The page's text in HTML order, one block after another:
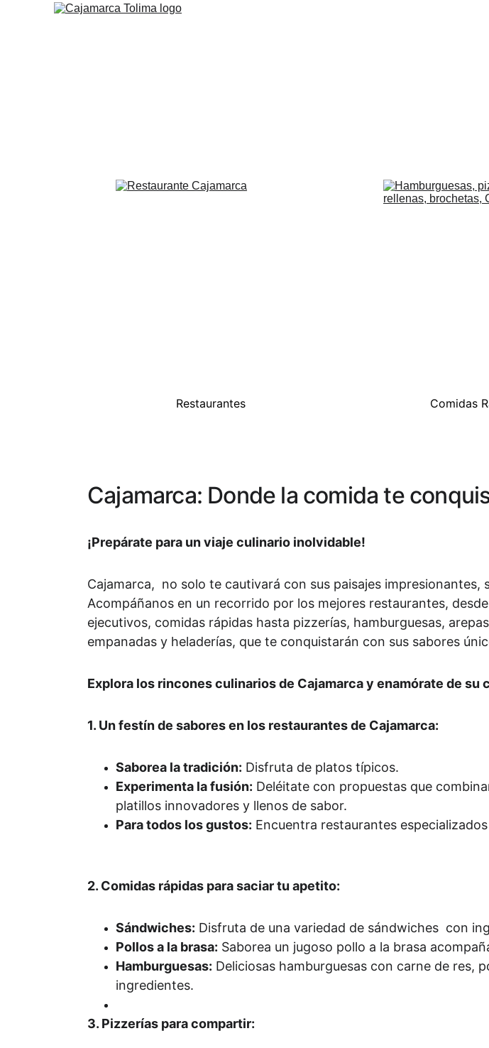
Restaurantes Comidas
Cajamarca: Donde la comida te
¡Prepárate para un viaje culinario inolvidable!
Cajamarca,  no solo te cautivará con sus paisajes impresionantes,
Acompáñanos en un recorrido por los mejores restaurantes,
ejecutivos, comidas rápidas hasta pizzerías, hamburguesas,
empanadas y heladerías, que te conquistarán con sus sabores
Explora los rincones culinarios de Cajamarca y enamórate de su
1. Un festín de sabores en los restaurantes de Cajamarca:
Saborea la tradición: Disfruta de platos típicos.
Experimenta la fusión: Deléitate con propuestas que
platillos innovadores y llenos de sabor.
Para todos los gustos: Encuentra restaurantes
2. Comidas rápidas para saciar tu apetito:
Sándwiches: Disfruta de una variedad de sándwiches  con
Pollos a la brasa: Saborea un jugoso pollo a la brasa
Hamburguesas: Deliciosas hamburguesas con carne de res,
ingredientes.
3. Pizzerías para compartir: